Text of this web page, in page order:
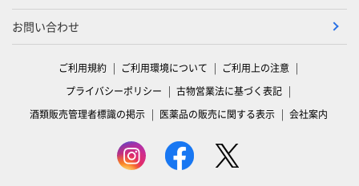
お問い合わせ
ご利用規約 ご利用環境について
ご利用上の注意
プライバシーポリシー
古物営業法に基づく表記
酒類販売管理者標識の掲示
医薬品の販売に関する表示 会社案内